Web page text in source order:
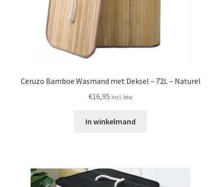
Ceruzo Bamboe Wasmand met Deksel – 72L – Naturel
€16,95 incl. btw
In winkelmand